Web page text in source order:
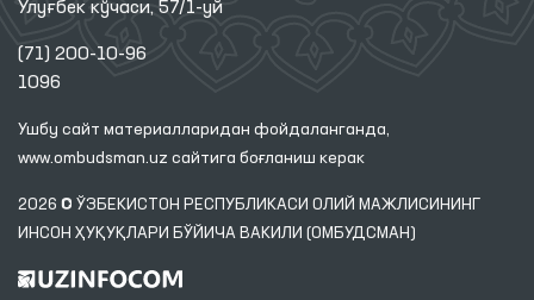
Улуғбек кўчаси, 57/1-уй
(71) 200-10-96
1096
Ушбу сайт материалларидан фойдаланганда,
www.ombudsman.uz сайтига боғланиш керак
2026 © ЎЗБЕКИСТОН РЕСПУБЛИКАСИ ОЛИЙ МАЖЛИСИНИНГ
ИНСОН ҲУҚУҚЛАРИ БЎЙИЧА ВАКИЛИ (ОМБУДСМАН)